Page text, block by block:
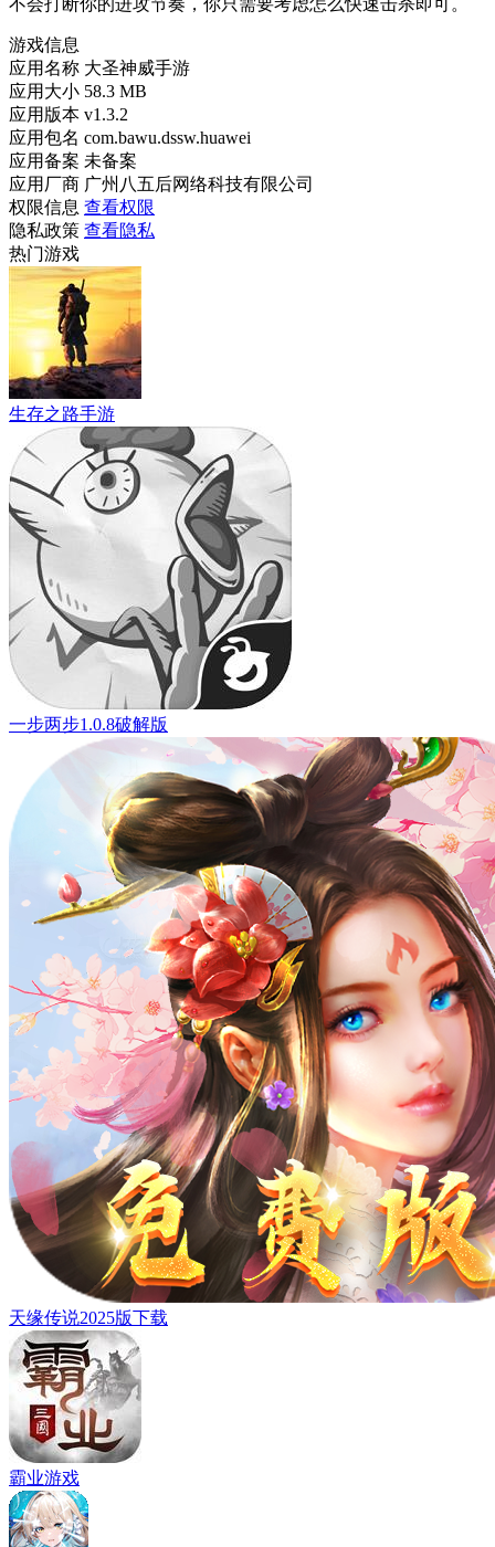
游戏信息
应用名称 大圣神威手游
应用大小 58.3 MB
应用版本 v1.3.2
应用包名 com.bawu.dssw.huawei
应用备案 未备案
应用厂商 广州八五后网络科技有限公司
权限信息 查看权限
隐私政策 查看隐私
热门游戏
生存之路手游
一步两步1.0.8破解版
天缘传说2025版下载
霸业游戏